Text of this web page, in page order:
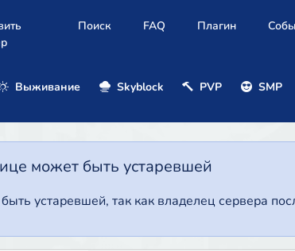
Поиск FAQ Плагин
Выживание Skyblock PVP SMP
может быть устаревшей
устаревшей, так как владелец сервера